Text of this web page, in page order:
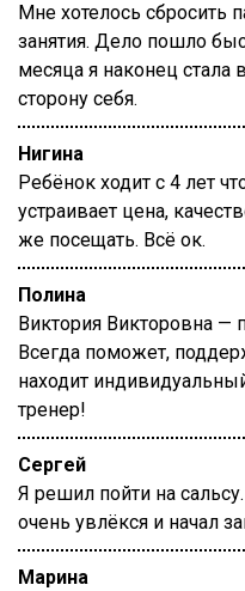
Мне хотелось сбросить
занятия. Дело пошло
месяца я наконец стала
сторону себя.
Нигина
Ребёнок ходит с 4 лет
устраивает цена,
же посещать. Всё ок.
Полина
Виктория Викторовна —
Всегда поможет,
находит
тренер!
Сергей
Я решил пойти на
очень увлёкся и начал
Марина